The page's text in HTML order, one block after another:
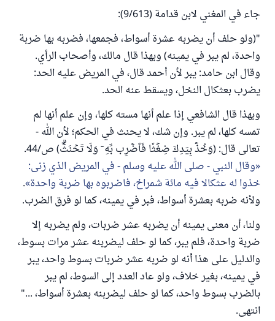
جاء في المغني لابن قدامة (9/613):
"(ولو حلف أن يضربه عشرة أسواط، فجمعها، فضربه بها ضربة
واحدة، لم يبر في يمينه) وبهذا قال مالك، وأصحاب الرأي.
وقال ابن حامد: يبر لأن أحمد قال، في المريض عليه الحد:
يضرب بعثكال النخل، ويسقط عنه الحد.
وبهذا قال الشافعي إذا علم أنها مسته كلها، وإن علم أنها لم
تمسه كلها، لم يبر. وإن شك، لا يحنث في الحكم؛ لأن الله -
تعالى قال: (وَخُذۡ بِيَدِكَ ضِغۡثٗا فَٱضۡرِب بِّهِۦ وَلَا تَحۡنَثۡۗ) ص/44.
وقال النبي - صلى الله عليه وسلم - في المريض الذي زنى:
خذوا له عثكالا فيه مائة شمراخ، فاضربوه بها ضربة واحدة .
ولأنه ضربه بعشرة أسواط، فبر في يمينه، كما لو فرق الضرب.
ولنا، أن معنى يمينه أن يضربه عشر ضربات، ولم يضربه إلا
ضربة واحدة، فلم يبر، كما لو حلف ليضربنه عشر مرات بسوط،
والدليل على هذا أنه لو ضربه عشر ضربات بسوط واحد، يبر
في يمينه، بغير خلاف، ولو عاد العدد إلى السوط، لم يبر
بالضرب بسوط واحد، كما لو حلف ليضربنه بعشرة أسواط، ..."
انتهى.